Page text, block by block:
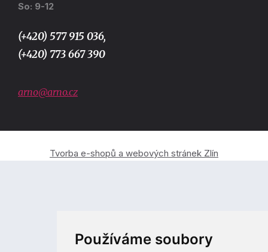
Používáme soubory
So: 9-12
(+420) 577 915 036,
(+420) 773 667 390
arno@arno.cz
Tvorba e-shopů a webových stránek Zlín